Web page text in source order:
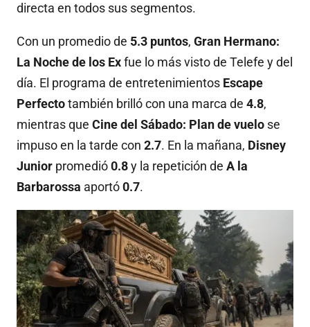
directa en todos sus segmentos.
Con un promedio de 5.3 puntos, Gran Hermano:
La Noche de los Exfue lo más visto de Telefe y del
día. El programa de entretenimientos Escape
Perfectotambién brilló con una marca de 4.8,
mientras que Cine del Sábado: Plan de vuelo se
impuso en la tarde con 2.7. En la mañana, Disney
Junior promedió0.8y la repetición de A la
Barbarossa aportó0.7.